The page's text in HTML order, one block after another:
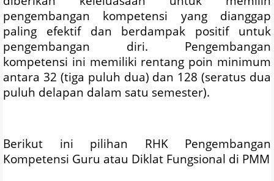
pengembangan kompetensi yang dianggap
paling efektif dan berdampak positif untuk
pengembangan diri. Pengembangan
kompetensi ini memiliki rentang poin minimum
antara 32 (tiga puluh dua) dan 128 (seratus dua
puluh delapan dalam satu semester).
Berikut ini pilihan RHK Pengembangan
Kompetensi Guru atau Diklat Fungsional di PMM